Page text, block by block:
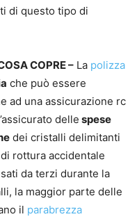
di questo tipo di
COPRE – La polizza
che può essere
ad una assicurazione rc
delle spese
dei cristalli delimitanti
rottura accidentale
da terzi durante la
la maggior parte delle
il parabrezza